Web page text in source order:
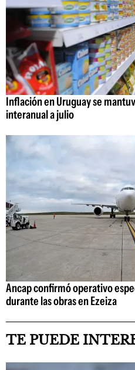
Inflación en Uruguay se
interanual a julio
Ancap confirmó operativo
durante las obras en Ezeiza
TE PUEDE